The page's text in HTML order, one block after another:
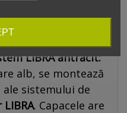
LIBRA antracit:
alb, se montează
sistemului de
. Capacele are